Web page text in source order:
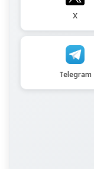
X
Telegram